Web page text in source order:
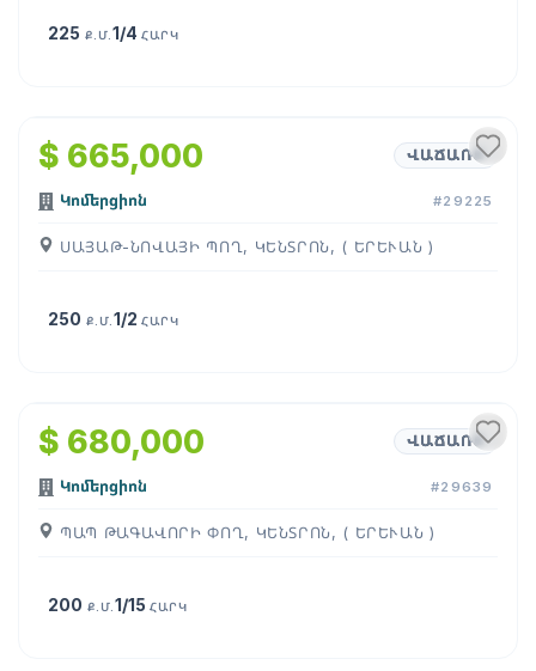
225 Ք.Մ.1/4ՀԱՐԿ
$ 665,000 ՎԱՃԱՌՔ
Կոմերցիոն #29225
ՍԱՅԱԹ-ՆՈՎԱՅԻ ՊՈՂ, ԿԵՆՏՐՈՆ, ( ԵՐԵՒԱՆ )
250 Ք.Մ.1/2ՀԱՐԿ
$ 680,000 ՎԱՃԱՌՔ
Կոմերցիոն #29639
ՊԱՊ ԹԱԳԱՎՈՐԻ ՓՈՂ, ԿԵՆՏՐՈՆ, ( ԵՐԵՒԱՆ )
200 Ք.Մ.1/15ՀԱՐԿ